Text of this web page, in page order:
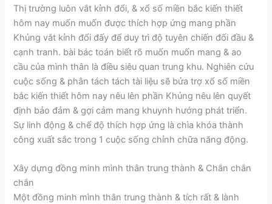
Thị trường luôn vắt kỉnh đổi, & xổ số miền bắc kiến thiết
hôm nay muốn muốn được thích hợp ứng mang phần
Khủng vắt kỉnh đổi đấy để duy trì độ tuyên chiến đối đầu &
cạnh tranh. bài bác toán biết rõ muốn muốn mang & ao
cầu của mình thân là điều siêu quan trung khu. Nghiên cứu
cuộc sống & phân tách tách tài liệu sẽ bửa trợ xổ số miền
bắc kiến thiết hôm nay nêu lên phần Khủng nêu lên quyết
định bảo đảm & gợi cảm mang khuynh hướng phát triển.
Sự linh động & chế độ thích hợp ứng là chìa khóa thành
công xuất sắc trong 1 cuộc sống chỉnh chữa năng động.
Xây dựng đồng minh mình thân trung thành & Chắn chắn
chắn
Một đồng minh mình thân trung thành & tích rất & lành